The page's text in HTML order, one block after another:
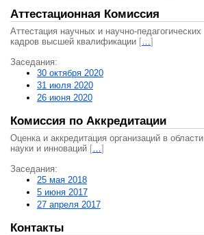
Аттестационная Комиссия
Аттестация научных и научно-педагогических
кадров высшей квалификации […]
Заседания:
30 октября 2020
31 июля 2020
26 июня 2020
Комиссия по Аккредитации
Оценка и аккредитация организаций в области
науки и инноваций […]
Заседания:
25 мая 2018
5 июня 2017
27 апреля 2017
Контакты